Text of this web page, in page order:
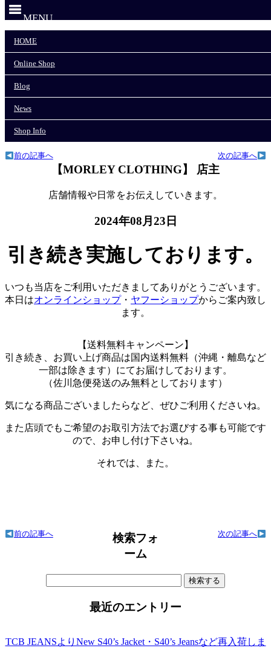
Online Shop
News
MENU
HOME
Online Shop
Blog
News
Shop Info
News>
次の記事へ
前の記事へ
【MORLEY CLOTHING】 店主
店舗情報や日常をお伝えしていきます。
2024年08月23日
引き続き実施しております。
いつも当店をご利用いただきましてありがとうございます。
本日はオンラインショップ ・ ヤフーショップからご案内致し
ます。
【送料無料キャンペーン】
引き続き、お買い上げ商品は国内送料無料（沖縄・離島など
一部は除きます）にてお届けしております。
（佐川急便発送のみ無料としております）
気になる商品ございましたらなど、ぜひご利用くださいね。
また店頭でもご希望のお取引方法でお選びする事も可能です
ので、お申し付け下さいね。
それでは、また。
次の記事へ
前の記事へ
検索フォ
ーム
最近のエントリー
TCB JEANSよりNew S40’s Jacket・S40’s Jeansなど再入荷しま